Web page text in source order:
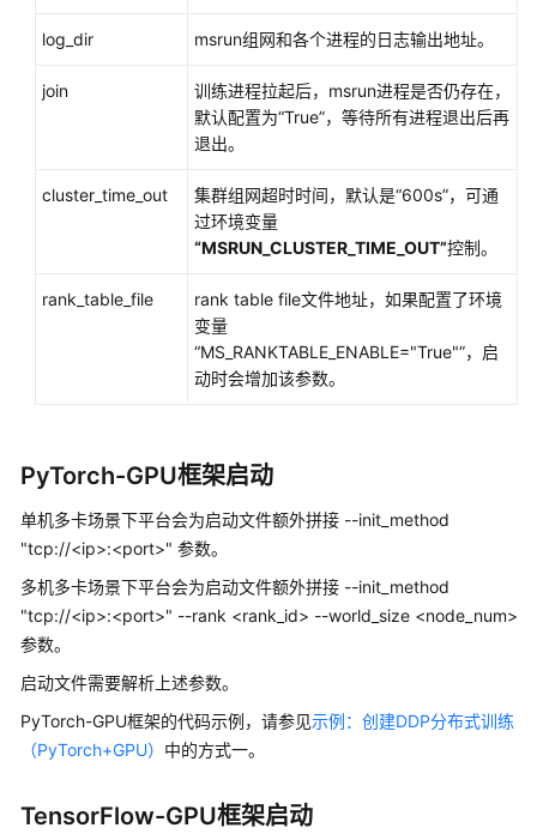
列
待
推
型
评
测
型
调
用
像
管
log_dir msrun组网和各个进程的日志输出地址。
join
训练进程拉起后，msrun进程是否仍存在，
默认配置为“True”，等待所有进程退出后再
退出。
cluster_time_out 集群组网超时时间，默认是“600s”，可通
过环境变量
“MSRUN_CLUSTER_TIME_OUT”控制。
rank_table_file
rank table file文件地址，如果配置了环境
变量
“MS_RANKTABLE_ENABLE="True"”，启
动时会增加该参数。
PyTorch-GPU框架启动
单机多卡场景下平台会为启动文件额外拼接 --init_method
"tcp://<ip>:<port>" 参数。
多机多卡场景下平台会为启动文件额外拼接 --init_method
"tcp://<ip>:<port>" --rank <rank_id> --world_size <node_num>
参数。
启动文件需要解析上述参数。
PyTorch-GPU框架的代码示例，请参见示例：创建DDP分布式训练
（PyTorch+GPU） 中的方式一。
TensorFlow-GPU框架启动